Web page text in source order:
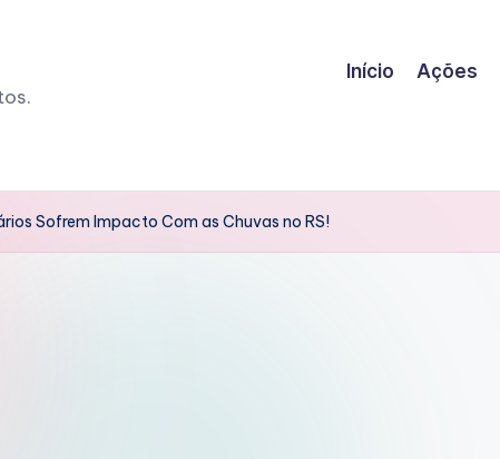
Início Ações
Sofrem Impacto Com as Chuvas no RS!